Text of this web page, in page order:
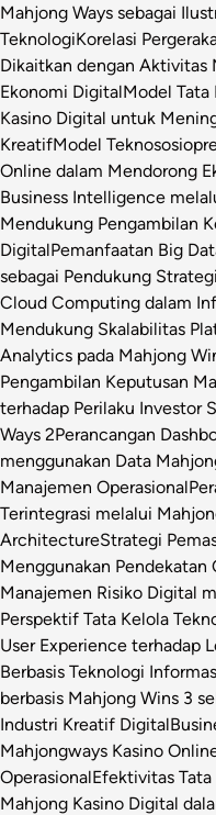
Mahjong Ways sebagai
TeknologiKorelasi
Dikaitkan dengan Aktivitas
Ekonomi DigitalModel Tata
Kasino Digital untuk
KreatifModel
Online dalam Mendorong
Business Intelligence
Mendukung Pengambilan
DigitalPemanfaatan Big
sebagai Pendukung
Cloud Computing dalam
Mendukung Skalabilitas
Analytics pada Mahjong
Pengambilan Keputusan
terhadap Perilaku Investor
Ways 2Perancangan
menggunakan Data
Manajemen Operasional
Terintegrasi melalui
ArchitectureStrategi
Menggunakan
Manajemen Risiko Digital
Perspektif Tata Kelola
User Experience terhadap
Berbasis Teknologi
berbasis Mahjong Wins 3
Industri Kreatif Digital
Mahjongways Kasino
OperasionalEfektivitas
Mahjong Kasino Digital